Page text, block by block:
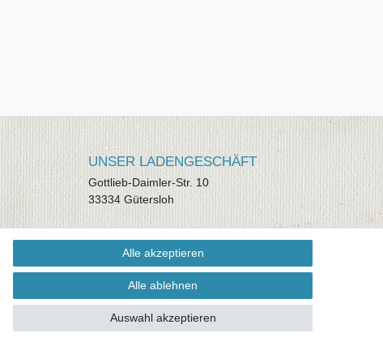
UNSER LADENGESCHÄFT
Gottlieb-Daimler-Str. 10
33334 Gütersloh
ÖFFNUNGSZEITEN
Montag - Dienstag: 8.00 - 18.00 Uhr,
Mittwoch Ruhetag, Donnerstag: 8.00 -
18.00 Uhr, Freitag 8.00 - 14.00 Uhr
KUNDENSERVICE
Alle akzeptieren
Alle ablehnen
Auswahl akzeptieren